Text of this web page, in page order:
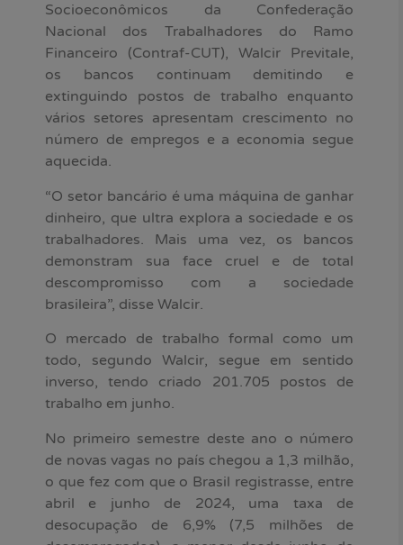
Socioeconômicos da Confederação
Nacional dos Trabalhadores do Ramo
Financeiro (Contraf-CUT), Walcir Previtale,
os bancos continuam demitindo e
extinguindo postos de trabalho enquanto
vários setores apresentam crescimento no
número de empregos e a economia segue
aquecida.
“O setor bancário é uma máquina de ganhar
dinheiro, que ultra explora a sociedade e os
trabalhadores. Mais uma vez, os bancos
demonstram sua face cruel e de total
descompromisso com a sociedade
brasileira”, disse Walcir.
O mercado de trabalho formal como um
todo, segundo Walcir, segue em sentido
inverso, tendo criado 201.705 postos de
trabalho em junho.
No primeiro semestre deste ano o número
de novas vagas no país chegou a 1,3 milhão,
o que fez com que o Brasil registrasse, entre
abril e junho de 2024, uma taxa de
desocupação de 6,9% (7,5 milhões de